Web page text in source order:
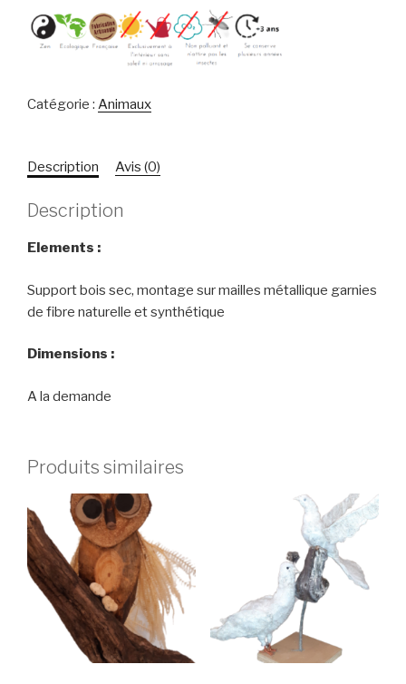
Catégorie : Animaux
Description Avis (0)
Description
Elements :
Support bois sec, montage sur mailles métallique garnies
de fibre naturelle et synthétique
Dimensions :
A la demande
Produits similaires